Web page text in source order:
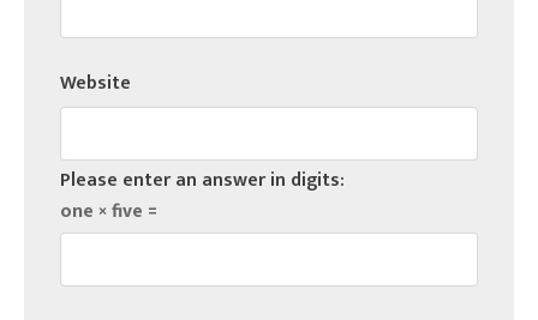
Website
Please enter an answer in digits:
one × five =